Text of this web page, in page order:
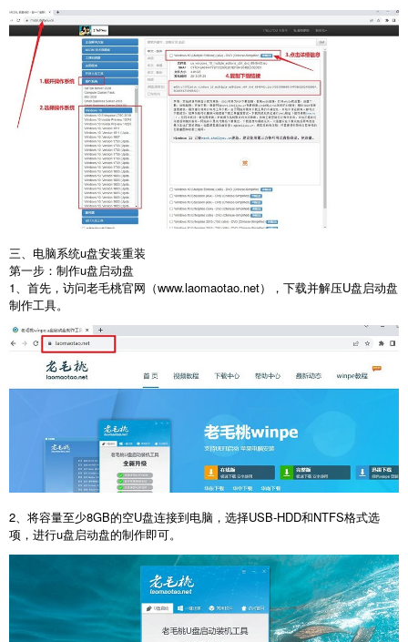
三、电脑系统u盘安装重装
第一步：制作u盘启动盘
1
、首先，访问老毛桃官网（www.laomaotao.net），下载并解压U盘启动盘
制作工具。
2、将容量至少8GB的空U盘连接到电脑，选择USB-HDD和NTFS格式选
项，进行u盘启动盘的制作即可。